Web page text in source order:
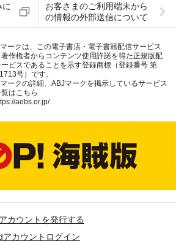
お客さまのご利用端末から
の情報の外部送信について
ークは、この電子書店・電子書籍配信サービス
作権者からコンテンツ使用許諾を得た正規版配
ビスであることを示す登録商標（登録番号 第
号）です。
ークの詳細、ABJマークを掲示しているサービス
はこちら
aebs.or.jp/
カウントを発行する
アカウントログイン